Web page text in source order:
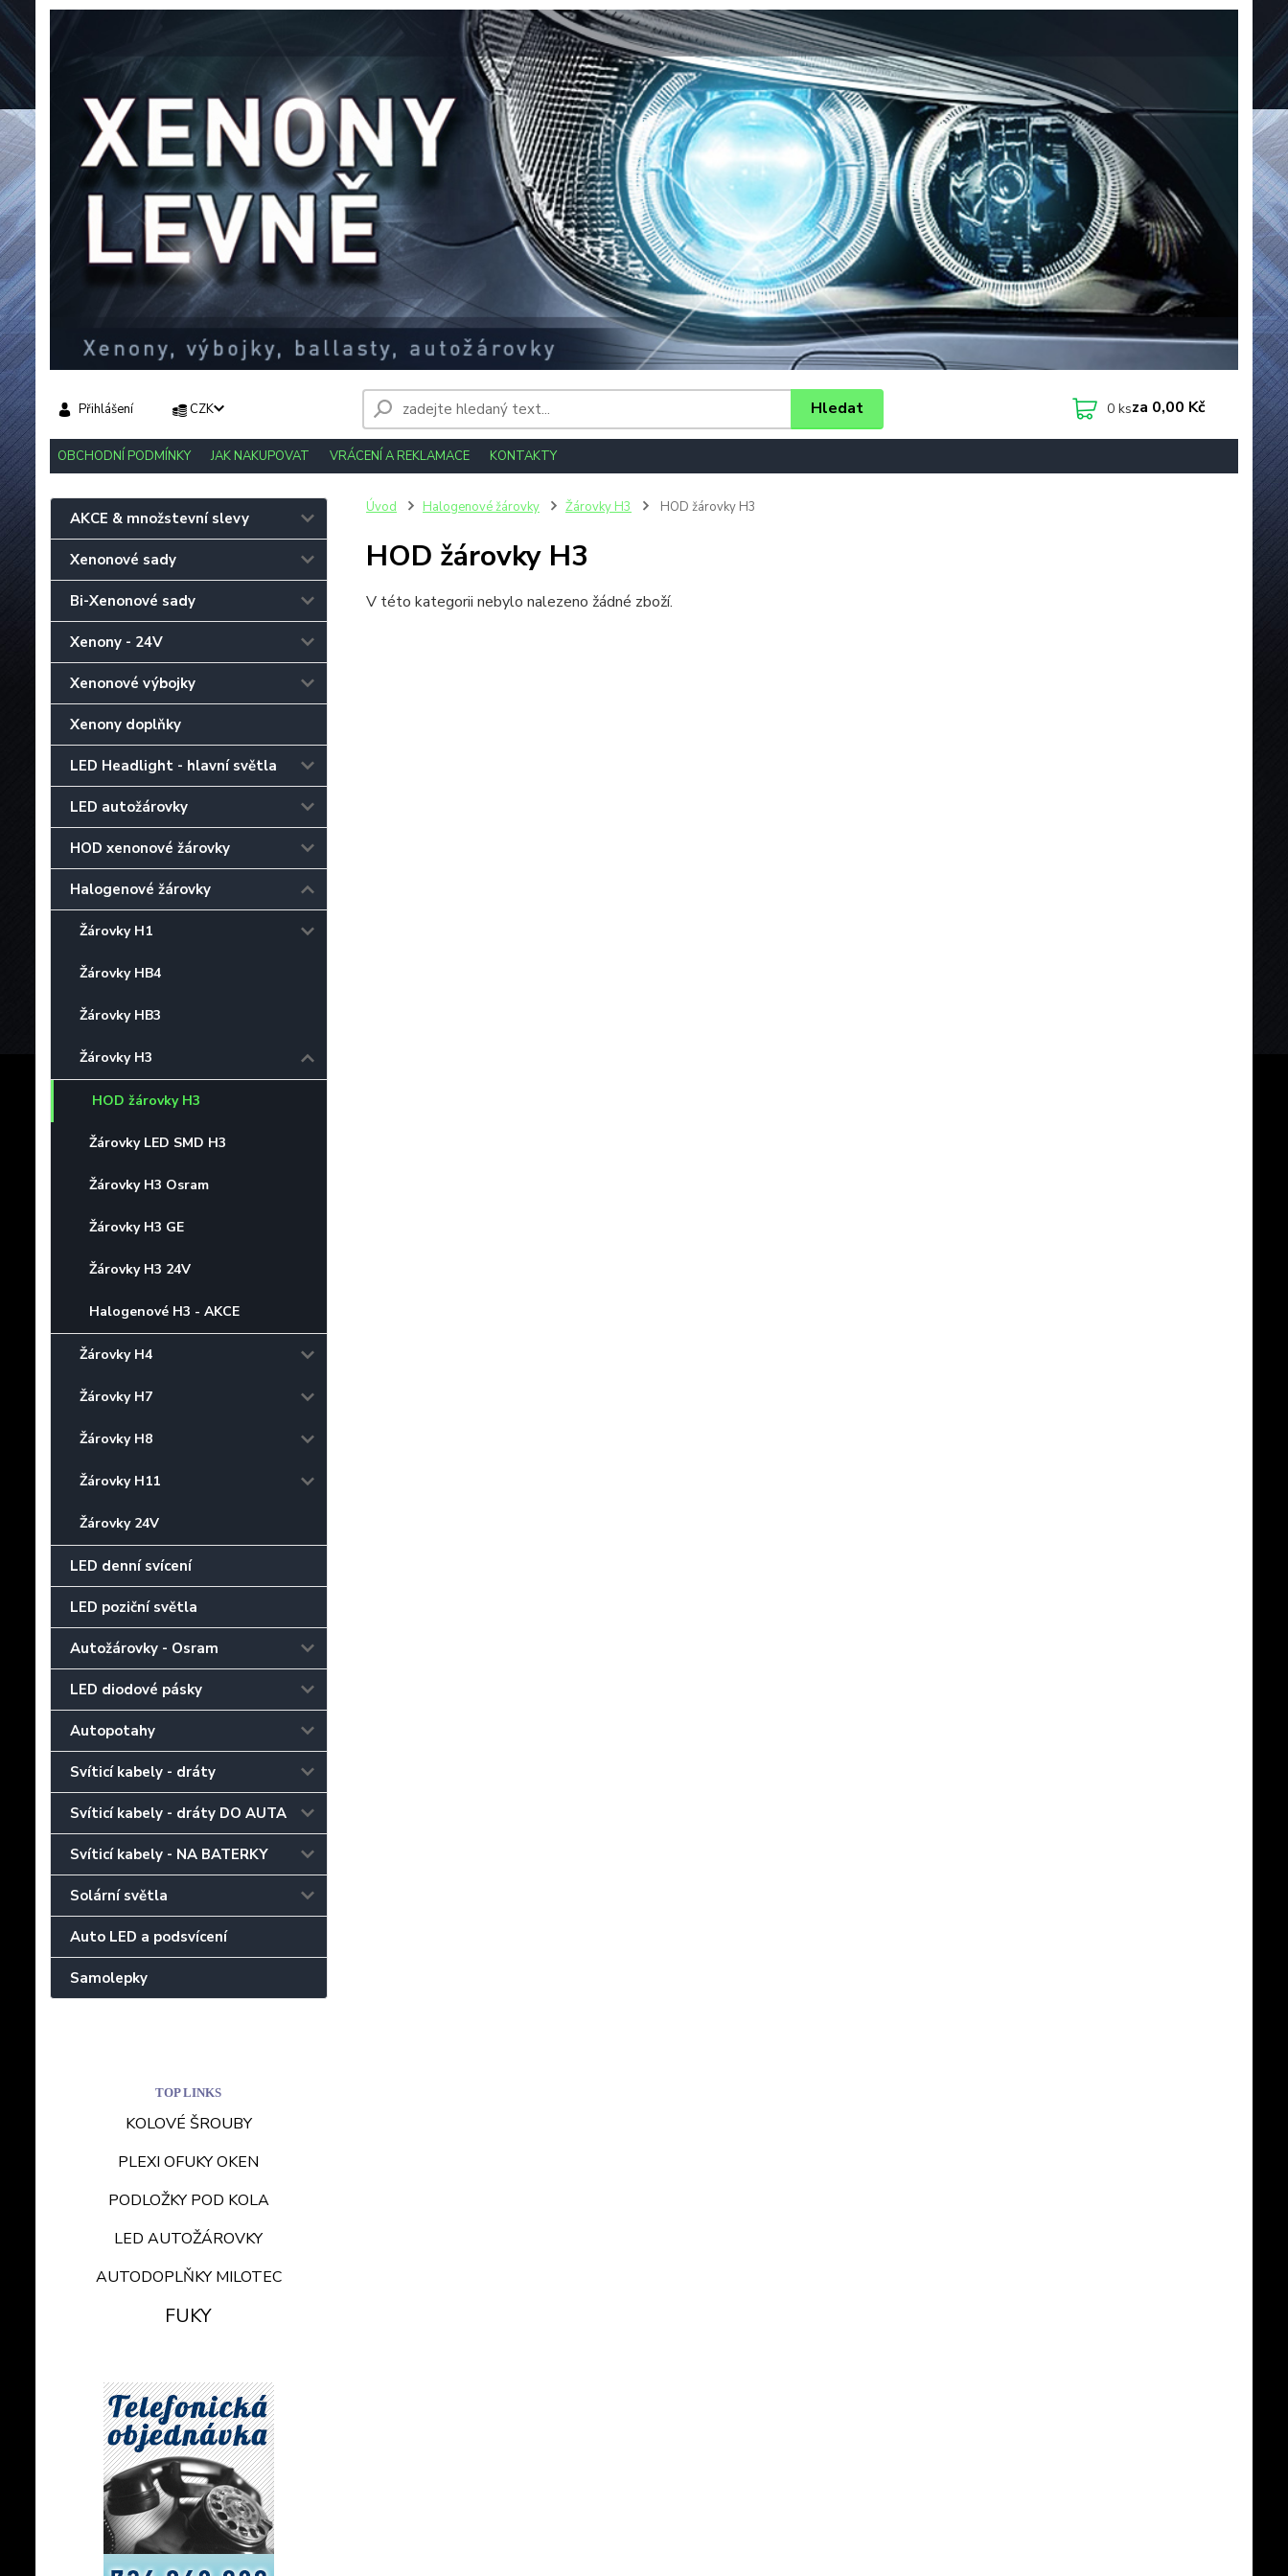
OBCHODNÍ PODMÍNKY JAK NAKUPOVAT VRÁCENÍ A REKLAMACE KONTAKTY
CZK
Přihlášení Hledat 0ksza 0,00 Kč
AKCE & množstevní slevy
Xenonové sady
Bi-Xenonové sady
Xenony - 24V
Xenonové výbojky
Xenony doplňky
LED Headlight - hlavní světla
LED autožárovky
HOD xenonové žárovky
Halogenové žárovky
Žárovky H1
Žárovky HB4
Žárovky HB3
Žárovky H3
HOD žárovky H3
Žárovky LED SMD H3
Žárovky H3 Osram
Žárovky H3 GE
Žárovky H3 24V
Halogenové H3 - AKCE
Žárovky H4
Žárovky H7
Žárovky H8
Žárovky H11
Žárovky 24V
LED denní svícení
LED poziční světla
Autožárovky - Osram
LED diodové pásky
Autopotahy
Svíticí kabely - dráty
Svíticí kabely - dráty DO AUTA
Svíticí kabely - NA BATERKY
Solární světla
Auto LED a podsvícení
Samolepky
TOP LINKS
KOLOVÉ ŠROUBY
PLEXI OFUKY OKEN
PODLOŽKY POD KOLA
LED AUTOŽÁROVKY
AUTODOPLŇKY MILOTEC
FUKY
Úvod Halogenové žárovky Žárovky H3 HOD žárovky H3
HOD žárovky H3
V této kategorii nebylo nalezeno žádné zboží.